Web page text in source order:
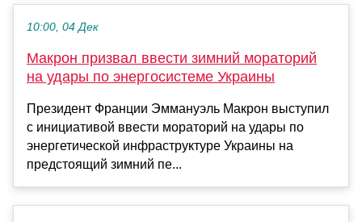
10:00, 04 Дек
Макрон призвал ввести зимний мораторий
на удары по энергосистеме Украины
Президент Франции Эммануэль Макрон выступил
с инициативой ввести мораторий на удары по
энергетической инфраструктуре Украины на
предстоящий зимний пе...